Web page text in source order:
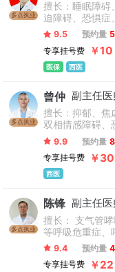
多点执业
擅长：睡眠障碍
迫障碍、恐惧症
鸣、躯体形式障
碍、心境障碍、
性精神障碍、应
各种相关疾病的
9.5 预约量
专享挂号费
￥10
医保 西医
多点执业
曾仲 副主任医
擅长：抑郁、焦
双相情感障碍、
醒、头痛、头晕
手抖、酒精依赖
乱、神经衰弱、
碍、老年痴呆。
9.9 预约量
专享挂号费
￥30
西医
多点执业
陈锋 副主任医
擅长： 支气管
等呼吸危重症、
9.4 预约量
专享挂号费
￥22